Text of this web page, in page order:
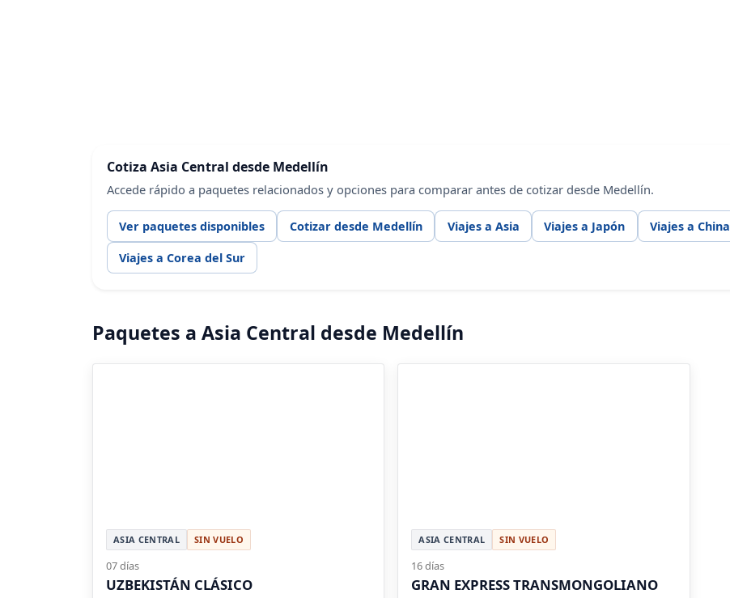
Cotiza Asia Central desde Medellín
Accede rápido a paquetes relacionados y opciones para comparar antes de cotizar desde Medellín.
Ver paquetes disponibles Cotizar desde Medellín Viajes a Asia Viajes a Japón Viajes a China
Viajes a Corea del Sur
Paquetes a Asia Central desde Medellín
ASIA CENTRAL SIN VUELO
07 días
UZBEKISTÁN CLÁSICO
ASIA CENTRAL SIN VUELO
16 días
GRAN EXPRESS TRANSMONGOLIANO